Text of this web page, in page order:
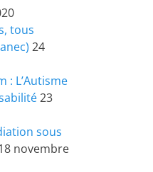
tous
24
: L’Autisme
23
sous
novembre